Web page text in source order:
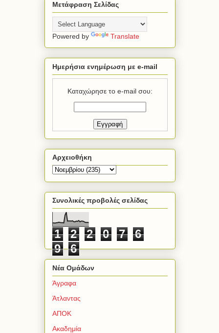
Μετάφραση Σελίδας
Powered by Translate
Ημερήσια ενημέρωση με e-mail
Καταχώρησε το e-mail σου:
Αρχειοθήκη
Συνολικές προβολές σελίδας
1 2 2 0 7
6
9
6
Νέα Ομάδων
Άγραφα
Άτλαντας
ΑΠΟΚ
Ακαδημία